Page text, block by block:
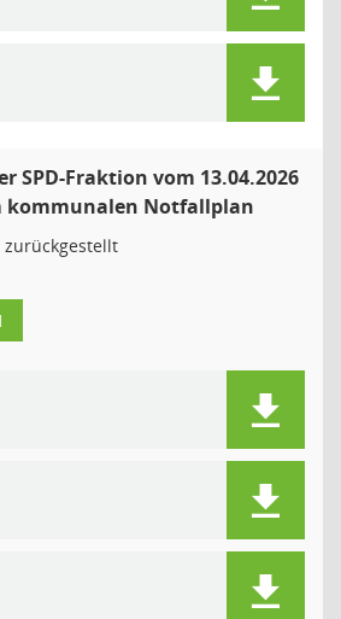
SPD-Fraktion vom 13.04.2026
kommunalen Notfallplan
zurückgestellt